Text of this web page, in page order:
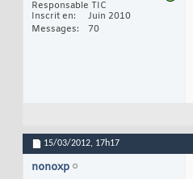
Responsable TIC
Inscrit en
Juin 2010
Messages
70
15/03/2012, 17h17
nonoxp